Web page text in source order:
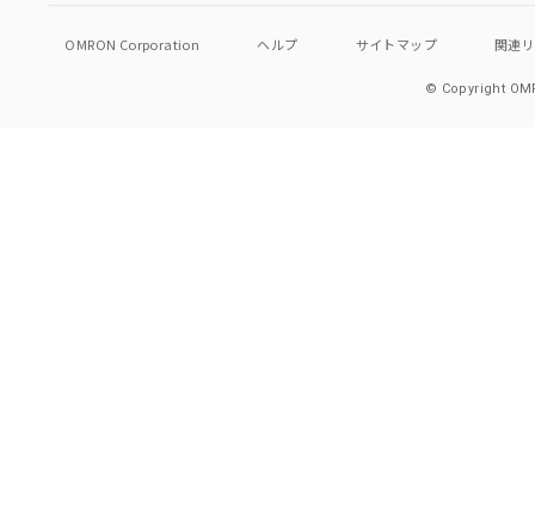
OMRON Corporation ヘルプ サイトマップ 関連
© Copyright